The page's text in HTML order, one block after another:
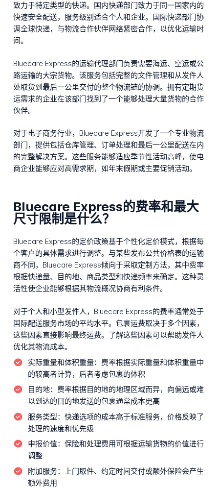
致力于特定类型的快递。国内快递部门致力于同一国家内的
快速安全配送，服务级别适合个人和企业。国际快递部门协
调全球快递，与物流合作伙伴网络紧密合作，以优化运输时
间。
Bluecare Express的运输代理部门负责需要海运、空运或公
路运输的大宗货物。该服务包括完整的文件管理和从发件人
处取货到最后一公里交付的整个物流链的协调。拥有定期货
运需求的企业在该部门找到了一个能够处理大量货物的合作
伙伴。
对于电子商务行业，Bluecare Express开发了一个专业物流
部门，提供包括仓库管理、订单处理和最后一公里配送在内
的完整解决方案。这些服务能够适应季节性活动高峰，使电
商企业能够应对高需求期，如年末假期或主要促销活动。
Bluecare Express的费率和最大
尺寸限制是什么？
Bluecare Express的定价政策基于个性化定价模式，根据每
个客户的具体需求进行调整。与某些发布公共价格表的运输
商不同，Bluecare Express倾向于采取定制方法，其中费率
根据快递量、目的地、商品类型和快递频率来确定。这种灵
活性使企业能够根据其物流概况协商有利条件。
对于个人和小型发件人，Bluecare Express的费率通常处于
国际配送服务市场的平均水平。包裹运费取决于多个因素，
这些因素直接影响最终运费。了解这些因素可以帮助发件人
优化其物流成本。
实际重量和体积重量： 费率根据实际重量和体积重量中
的较高者计算，后者考虑包裹的体积
目的地： 费率根据目的地的地理区域而异，向偏远或难
以到达的目的地发送的包裹通常成本更高
服务类型： 快递选项的成本高于标准服务，价格反映了
处理的速度和优先级
申报价值： 保险和处理费用可根据运输货物的价值进行
调整
附加服务： 上门取件、约定时间交付或额外保险会产生
额外费用